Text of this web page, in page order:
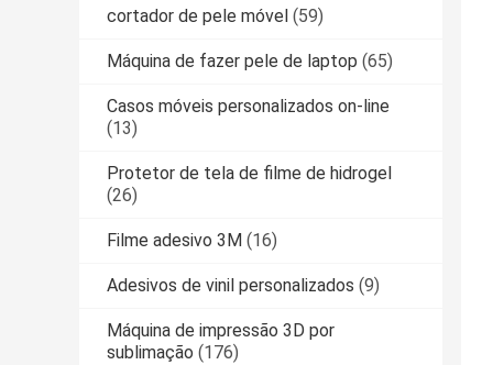
cortador de pele móvel (59)
Máquina de fazer pele de laptop (65)
Casos móveis personalizados on-line
(13)
Protetor de tela de filme de hidrogel
(26)
Filme adesivo 3M (16)
Adesivos de vinil personalizados (9)
Máquina de impressão 3D por
sublimação (176)